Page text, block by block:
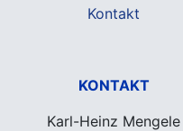
Kontakt
KONTAKT
Karl-Heinz Mengele